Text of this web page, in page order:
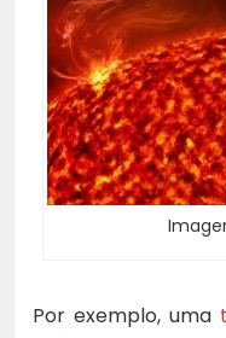
Por exemplo, uma